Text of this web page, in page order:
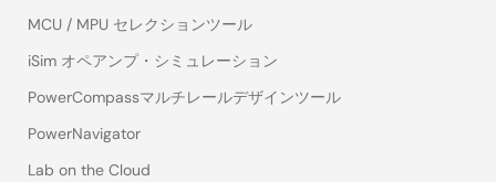
MCU / MPU セレクションツール
iSim オペアンプ・シミュレーション
PowerCompassマルチレールデザインツール
PowerNavigator
Lab on the Cloud